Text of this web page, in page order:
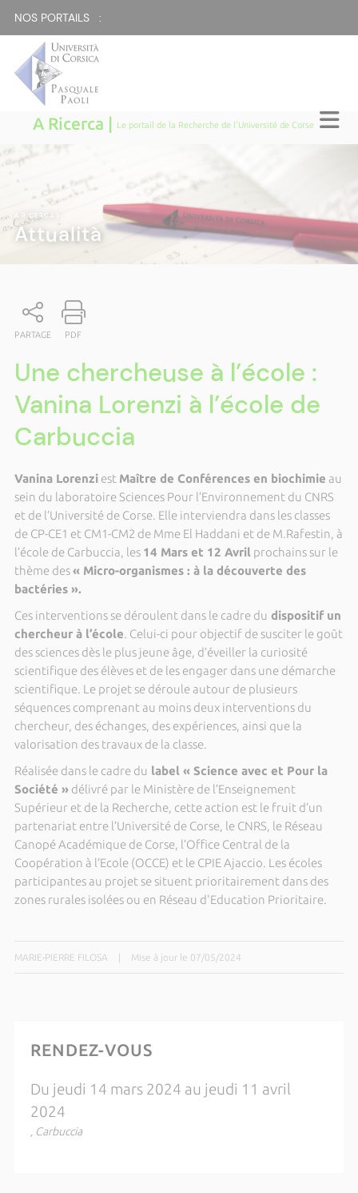
NOS PORTAILS :
A Ricerca | Le portail de la Recherche de l'Université de Corse
A RICERCA
Attualità
PARTAGE PDF
Une chercheuse à l’école :
Vanina Lorenzi à l’école de
Carbuccia
Vanina Lorenziest Maître de Conférences en biochimie au
sein du laboratoire Sciences Pour l’Environnement du CNRS
et de l’Université de Corse. Elle interviendra dans les classes
de CP-CE1 et CM1-CM2 de Mme El Haddani et de M.Rafestin, à
l’école de Carbuccia, les 14 Mars et 12 Avrilprochains sur le
thème des« Micro-organismes : à la découverte des
bactéries ».
Ces interventions se déroulent dans le cadre du dispositif un
chercheur à l’école. Celui-ci pour objectif de susciter le goût
des sciences dès le plus jeune âge, d’éveiller la curiosité
scientifique des élèves et de les engager dans une démarche
scientifique. Le projet se déroule autour de plusieurs
séquences comprenant au moins deux interventions du
chercheur, des échanges, des expériences, ainsi que la
valorisation des travaux de la classe.
Réalisée dans le cadre du label « Science avec et Pour la
Société »délivré par le Ministère de l’Enseignement
Supérieur et de la Recherche, cette action est le fruit d’un
partenariat entre l’Université de Corse, le CNRS, le Réseau
Canopé Académique de Corse, l’Office Central de la
Coopération à l’Ecole (OCCE) et le CPIE Ajaccio. Les écoles
participantes au projet se situent prioritairement dans des
zones rurales isolées ou en Réseau d'Education Prioritaire.
MARIE-PIERRE FILOSA Mise à jour le 07/05/2024
RENDEZ-VOUS
Du jeudi 14 mars 2024 au jeudi 11 avril
2024
, Carbuccia